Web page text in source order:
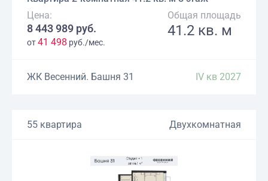
Цена:
8 443 989 руб.
от41 498 руб./мес.
Общая площадь
41.2 кв. м
ЖК Весенний. Башня 31 IV кв 2027
55 квартира Двухкомнатная